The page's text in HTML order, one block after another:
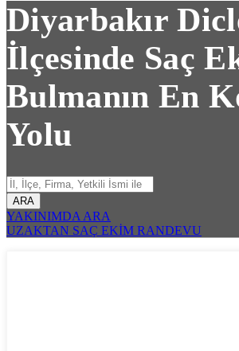
Diyarbakır
İlçesinde Saç
Bulmanın En
Yolu
ARA
YAKINIMDA ARA
UZAKTAN SAÇ EKİM RANDEVU